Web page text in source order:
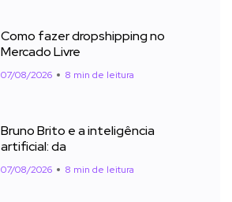
Como fazer dropshipping no
Mercado Livre
07/08/2026 8 min de leitura
Bruno Brito e a inteligência
artificial: da
07/08/2026 8 min de leitura